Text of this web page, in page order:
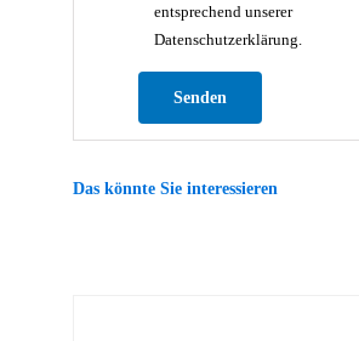
entsprechend unserer
Datenschutzerklärung.
Das könnte Sie interessieren